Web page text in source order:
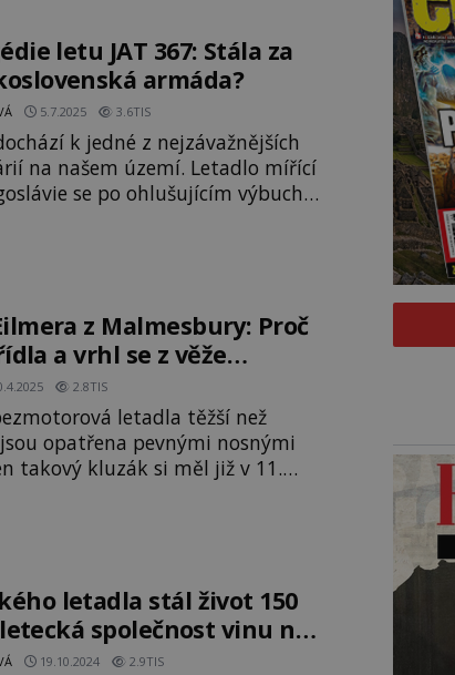
letu JAT 367: Stála za
armáda?
5.7.2025 3.6TIS
k jedné z nejzávažnějších
na našem území. Letadlo mířící
se po ohlušujícím výbuchu
trosky pokryjí rozsáhlé území
Oficiálně je nehoda
z Malmesbury: Proč
z věže
2.8TIS
letadla těžší než
opatřena pevnými nosnými
takový kluzák si měl již v 11.
a odvážný mnich.
z Malmesbury. Proč se tak
již dávno v minulosti. P
letadla stál život 150
společnost vinu na
19.10.2024 2.9TIS